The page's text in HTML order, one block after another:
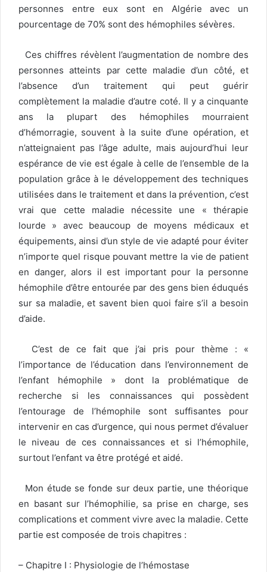
personnes entre eux sont en Algérie avec un
pourcentage de 70% sont des hémophiles sévères.
Ces chiffres révèlent l’augmentation de nombre des
personnes atteints par cette maladie d’un côté, et
l’absence d’un traitement qui peut guérir
complètement la maladie d’autre coté. Il y a cinquante
ans la plupart des hémophiles mourraient
d’hémorragie, souvent à la suite d’une opération, et
n’atteignaient pas l’âge adulte, mais aujourd’hui leur
espérance de vie est égale à celle de l’ensemble de la
population grâce à le développement des techniques
utilisées dans le traitement et dans la prévention, c’est
vrai que cette maladie nécessite une « thérapie
lourde » avec beaucoup de moyens médicaux et
équipements, ainsi d’un style de vie adapté pour éviter
n’importe quel risque pouvant mettre la vie de patient
en danger, alors il est important pour la personne
hémophile d’être entourée par des gens bien éduqués
sur sa maladie, et savent bien quoi faire s’il a besoin
d’aide.
C’est de ce fait que j’ai pris pour thème : «
l’importance de l’éducation dans l’environnement de
l’enfant hémophile » dont la problématique de
recherche si les connaissances qui possèdent
l’entourage de l’hémophile sont suffisantes pour
intervenir en cas d’urgence, qui nous permet d’évaluer
le niveau de ces connaissances et si l’hémophile,
surtout l’enfant va être protégé et aidé.
Mon étude se fonde sur deux partie, une théorique
en basant sur l’hémophilie, sa prise en charge, ses
complications et comment vivre avec la maladie. Cette
partie est composée de trois chapitres :
– Chapitre I : Physiologie de l’hémostase